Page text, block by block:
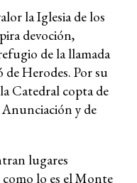
la Iglesia de los
devoción,
de la llamada
de Herodes. Por su
Catedral copta de
y de
lugares
lo es el Monte